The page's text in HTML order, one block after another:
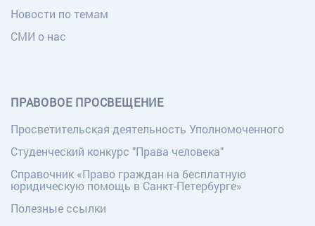
Новости по темам
СМИ о нас
ПРАВОВОЕ ПРОСВЕЩЕНИЕ
Просветительская деятельность Уполномоченного
Студенческий конкурс "Права человека"
Справочник «Право граждан на бесплатную
юридическую помощь в Санкт-Петербурге»
Полезные ссылки